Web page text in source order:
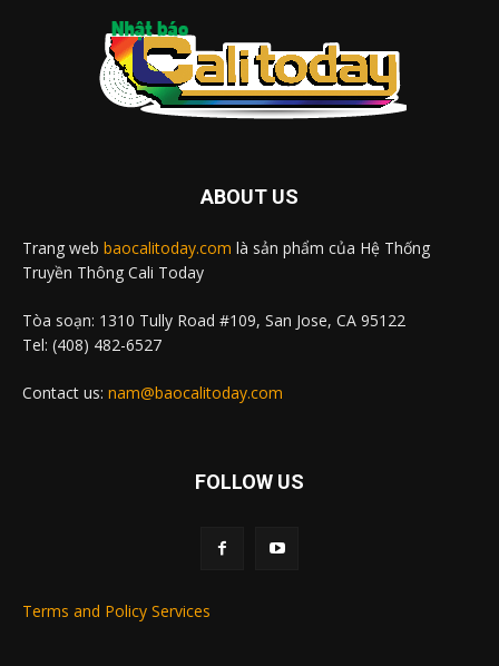
ABOUT US
Trang web baocalitoday.com là sản phẩm của Hệ Thống
Truyền Thông Cali Today
Tòa soạn: 1310 Tully Road #109, San Jose, CA 95122
Tel: (408) 482-6527
Contact us: nam@baocalitoday.com
FOLLOW US
Terms and Policy Services